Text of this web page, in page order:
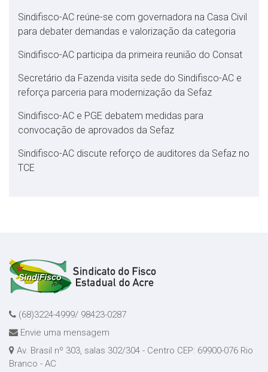
Sindifisco-AC reúne-se com governadora na Casa Civil
para debater demandas e valorização da categoria
Sindifisco-AC participa da primeira reunião do Consat
Secretário da Fazenda visita sede do Sindifisco-AC e
reforça parceria para modernização da Sefaz
Sindifisco-AC e PGE debatem medidas para
convocação de aprovados da Sefaz
Sindifisco-AC discute reforço de auditores da Sefaz no
TCE
(68)3224-4999/ 98423-0287
Envie uma mensagem
Av. Brasil nº 303, salas 302/304 - Centro CEP: 69900-076 Rio
Branco - AC